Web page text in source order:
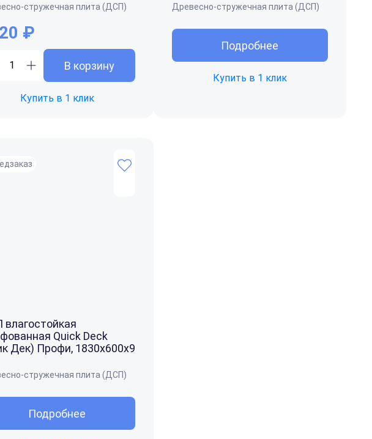
стружечная плита (ДСП)
₽
В корзину
Купить в 1 клик
Древесно-стружечная плита (ДСП)
Подробнее
Купить в 1 клик
Quick Deck
Дек) Профи, 1830x600x9
стружечная плита (ДСП)
Подробнее